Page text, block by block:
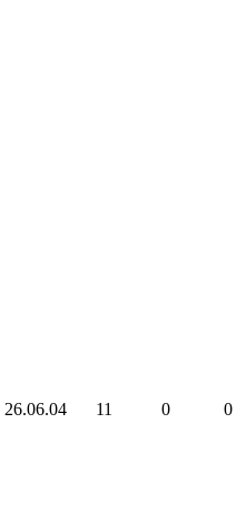
26.06.04 11 0 0